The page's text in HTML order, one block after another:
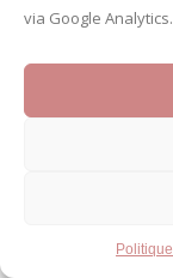
via Google
Mon dos
2 avril 2011